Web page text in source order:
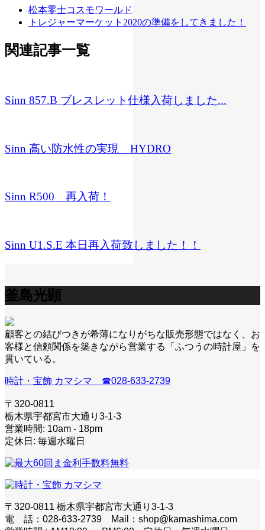
松本零士コスモワールド
トレジャーマーケット2020の準備をしてきました！
関連記事一覧
Sinn 857.B ブレスレット仕様入荷しました...
Sinn 高い防水性の実現 HYDRO
Sinn R500 再入荷！
Sinn U1.S.E 本日再入荷致しました！！
釜島光顕
顧客との結びつきが希薄になりがちな販売形態ではなく、お
客様と信頼関係を築きながら営業する「ふつうの時計屋」を
貫いている。
時計・宝飾 カマシマ ☎028-633-2739
〒320-0811
栃木県宇都宮市大通り3-1-3
営業時間: 10am - 18pm
定休日: 毎週水曜日
〒320-0811 栃木県宇都宮市大通り3-1-3
電 話：028-633-2739 Mail：shop@kamashima.com